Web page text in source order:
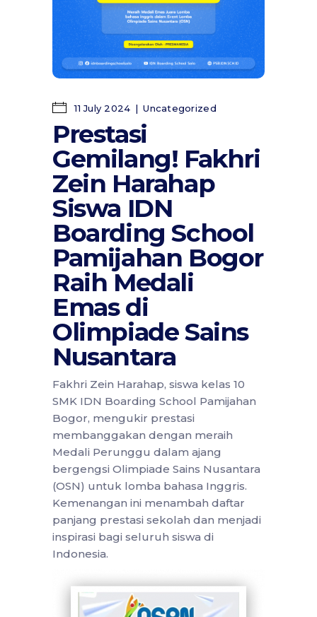
11 July 2024 Uncategorized
Prestasi
Gemilang! Fakhri
Zein Harahap
Siswa IDN
Boarding School
Pamijahan Bogor
Raih Medali
Emas di
Olimpiade Sains
Nusantara
Fakhri Zein Harahap, siswa kelas 10
SMK IDN Boarding School Pamijahan
Bogor, mengukir prestasi
membanggakan dengan meraih
Medali Perunggu dalam ajang
bergengsi Olimpiade Sains Nusantara
(OSN) untuk lomba bahasa Inggris.
Kemenangan ini menambah daftar
panjang prestasi sekolah dan menjadi
inspirasi bagi seluruh siswa di
Indonesia.